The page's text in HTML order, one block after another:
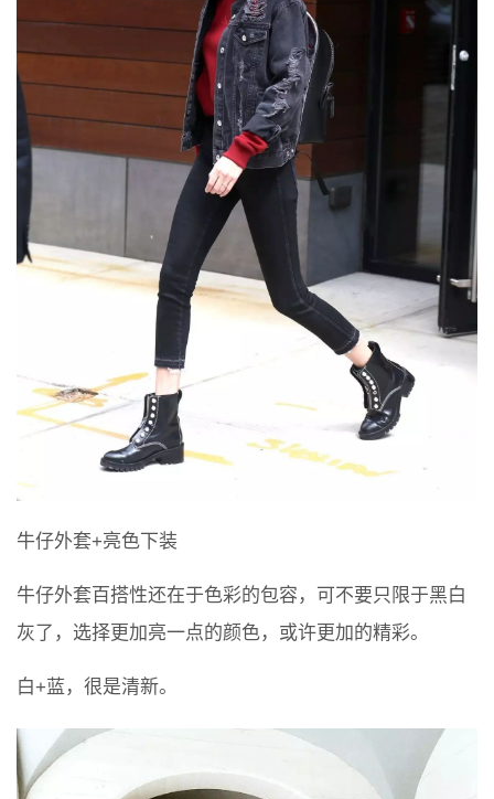
牛仔外套+亮色下装
牛仔外套百搭性还在于色彩的包容，可不要只限于黑白
灰了，选择更加亮一点的颜色，或许更加的精彩。
白+蓝，很是清新。